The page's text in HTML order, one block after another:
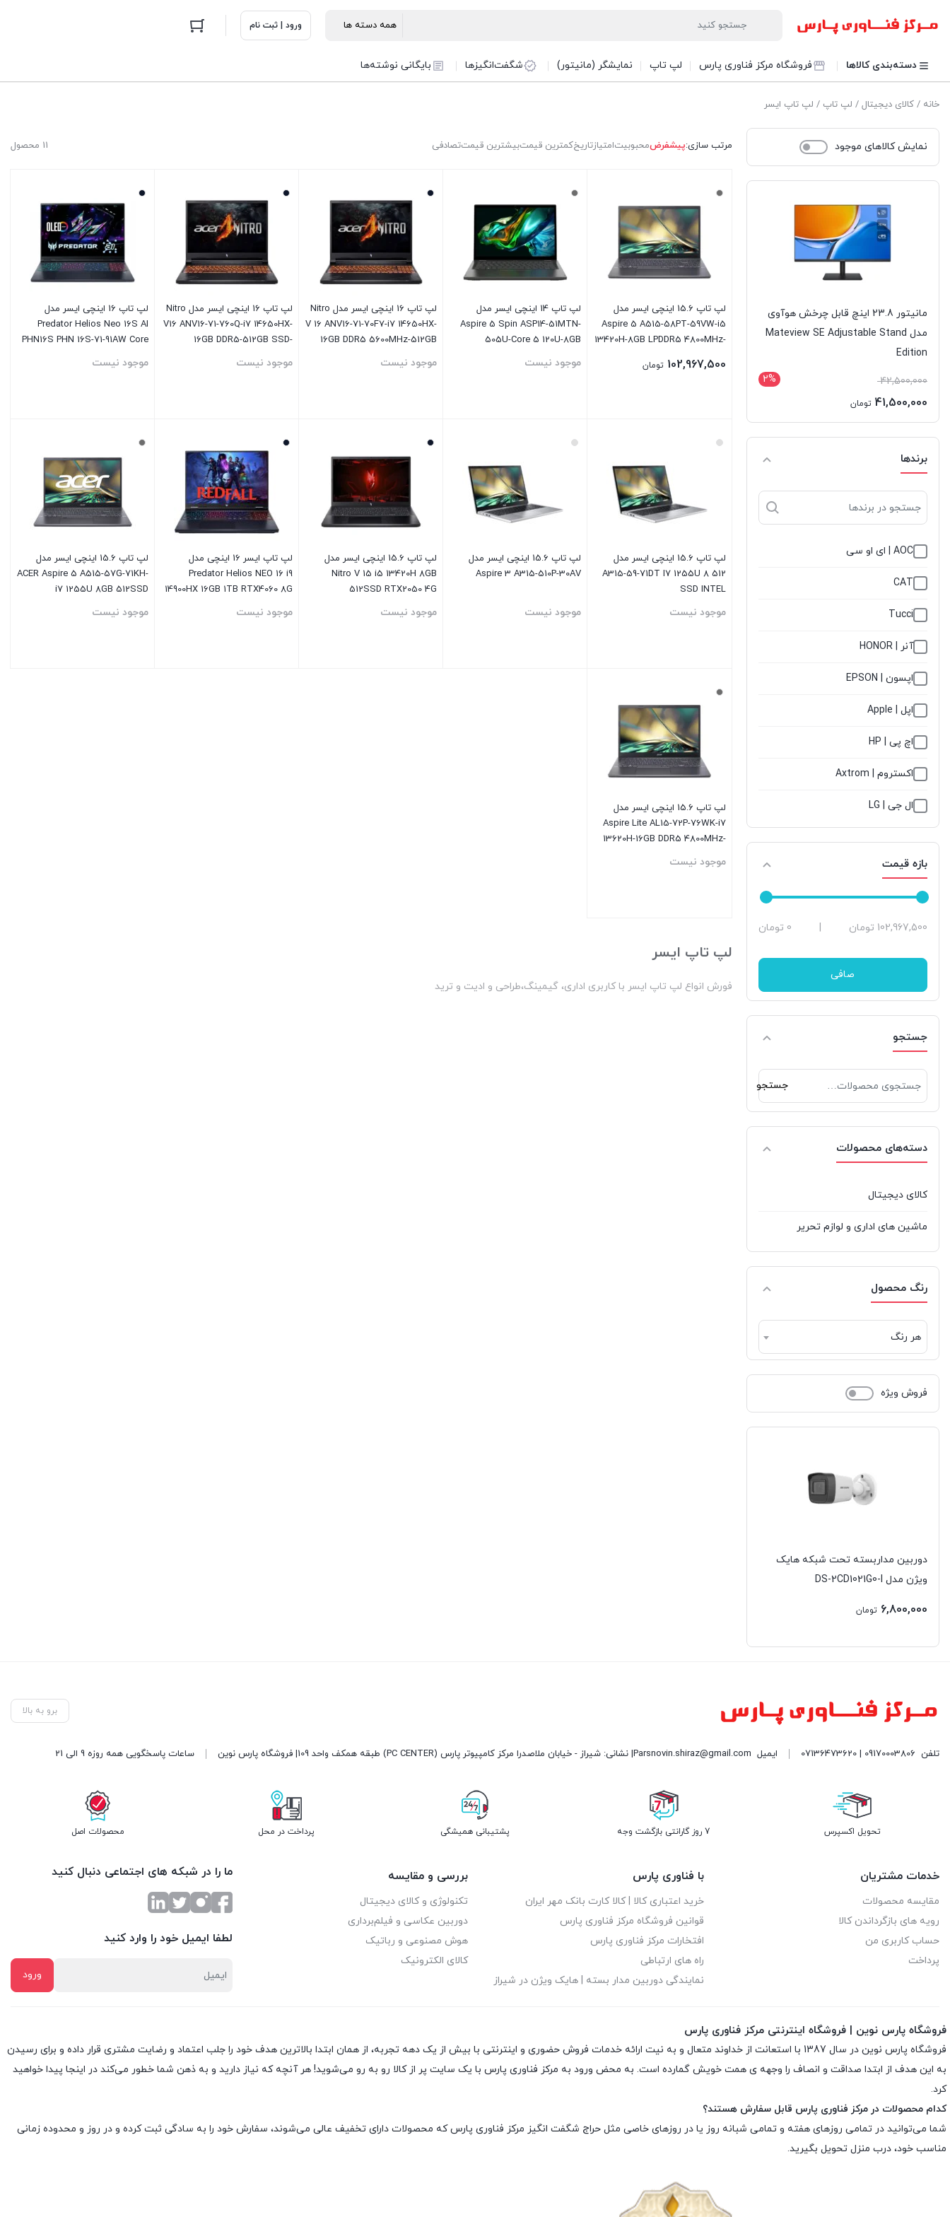
ورود | ثبت نام
دسته‌بندی کالاها فروشگاه مرکز فناوری پارس لپ تاپ نمایشگر (مانیتور) شگفت‌انگیزها بایگانی نوشته‌ها
خانه / کالای دیجیتال / لپ تاپ / لپ تاپ ایسر
نمایش کالاهای موجود
مانیتور 23.8 اینچ قابل چرخش هوآوی
مدل Mateview SE Adjustable Stand
Edition
2%
42,500,000
41,500,000 تومان
برندها
AOC | ای او سی
CAT
Tucci
آنر | HONOR
اپسون | EPSON
اپل | Apple
اچ پی | HP
اکستروم | Axtrom
ال جی | LG
ایسر | ACER
ایسوس | ASUS
ایکس ویژن | X VISION
جی بی ال | JBL
دکاس | Thecus
دیپ کول | DeepCool
ردراگون | REDRAGON
ریورسانگ | RIVERSONG
شیائومی | Xiaomi
فیلیپس | Philips
کورسیر | CORSAIR
کولر مستر | Cooler Master
لاجیتک | LOGITECH
مسترتک | MasterTech
هارمن کاردن | Harman kardon
هایک ویژن | HIKVISION
یورونت | EURONET
بازه قیمت
حداقل
حداكثر
0 تومان | 102,967,500 تومان
صافی
جستجو
برای:
جستجو
دسته‌های محصولات
کالای دیجیتال
ماشین های اداری و لوازم تحریر
رنگ محصول
هر رنگ
فروش ویژه
دوربین مداربسته تحت شبکه هایک
ویژن مدل DS-2CD1021G0-I
6,800,000 تومان
11 محصول مرتب سازی:پیشفرضمحبوبیتامتیازتاریخکمترین قیمتبیشترین قیمتتصادفی
لپ تاپ 15.6 اینچی ایسر مدل
Aspire 5 A515-58PT-59VW-i5
13420H-8GB LPDDR5 4800MHz-
102,967,500 تومان
لپ تاپ 14 اینچی ایسر مدل
Aspire 5 Spin ASP14-51MTN-
505U-Core 5 120U-8GB
موجود نیست
لپ تاپ 16 اینچی ایسر مدل Nitro
V 16 ANV16-71-70F7-i7 14650HX-
16GB DDR5 5600MHz-512GB
موجود نیست
لپ تاپ 16 اینچی ایسر مدل Nitro
V16 ANV16-71-760Q-i7 14650HX-
16GB DDR5-512GB SSD-
موجود نیست
لپ تاپ 16 اینچی ایسر مدل
Predator Helios Neo 16S AI
PHN16S PHN 16S-71-91AW Core
6400MHz 1TB SSD RTX5060
موجود نیست
لپ تاپ 15.6 اینچی ایسر مدل
A315-59-71DT I7 1255U 8 512
SSD INTEL
موجود نیست
لپ تاپ 15.6 اینچی ایسر مدل
Aspire 3 A315-510P-30AV
موجود نیست
لپ تاپ 15.6 اینچی ایسر مدل
Nitro V 15 i5 13420H 8GB
512SSD RTX2050 4G
موجود نیست
لپ تاپ ایسر 16 اینچی مدل
Predator Helios NEO 16 i9
14900HX 16GB 1TB RTX4060 8G
موجود نیست
لپ تاپ 15.6 اینچی ایسر مدل
ACER Aspire 5 A515-57G-71KH-
i7 1255U 8GB 512SSD
موجود نیست
لپ تاپ 15.6 اینچی ایسر مدل
Aspire Lite AL15-72P-76WK-i7
13620H-16GB DDR5 4800MHz-
موجود نیست
لپ تاپ ایسر
فورش انواع لپ تاپ ایسر با کاربری اداری، گیمینگ،طراحی و ادیت و ترید
برو به بالا
تلفن 09170003806 | 07136473620 ایمیل Parsnovin.shiraz@gmail.com| نشانی: شیراز - خیابان ملاصدرا مرکز کامپیوتر پارس (PC CENTER) طبقه همکف واحد 109| فروشگاه پارس نوین ساعات پاسخگویی همه روزه 9 الی 21
تحویل اکسپرس 7 روز گارانتی بازگشت وجه پشتیبانی همیشگی پرداخت در محل محصولات اصل
خدمات مشتریان
مقایسه محصولات
رویه های بازگرداندن کالا
حساب کاربری من
پرداخت
با فناوری پارس
خرید اعتباری کالا | کالا کارت بانک مهر ایران
قوانین فروشگاه مرکز فناوری پارس
افتخارات مرکز فناوری پارس
راه های ارتباطی
نمایندگی دوربین مدار بسته | هایک ویژن در شیراز
بررسی و مقایسه
تکنولوژی و کالای دیجیتال
دوربین عکاسی و فیلم‌برداری
هوش مصنوعی و رباتیک
کالای الکترونیک
ما را در شبکه های اجتماعی دنبال کنید
لطفا ایمیل خود را وارد کنید
فروشگاه پارس نوین | فروشگاه اینترنتی مرکز فناوری پارس
فروشگاه پارس نوین در سال 1387 با استعانت از خداوند متعال و به نیت ارائه خدمات فروش حضوری و اینترنتی با بیش از یک دهه تجربه، از همان ابتدا بالاترین هدف خود را جلب اعتماد و رضایت مشتری قرار داده و براى رسیدن
به این هدف از ابتدا صداقت و انصاف را وجهه ى همت خویش گمارده است. به محض ورود به مرکز فناوری پارس با یک سایت پر از کالا رو به رو می‌شوید! هر آنچه که نیاز دارید و به ذهن شما خطور می‌کند در اینجا پیدا خواهید
کرد.
کدام محصولات در مرکز فناوری پارس قابل سفارش هستند؟
شما می‌توانید در تمامی روزهای هفته و تمامی شبانه روز یا در روزهای خاصی مثل حراج شگفت انگیز مرکز فناوری پارس که محصولات دارای تخفیف عالی می‌شوند، سفارش خود را به سادگی ثبت کرده و در روز و محدوده زمانی
مناسب خود، درب منزل تحویل بگیرید.